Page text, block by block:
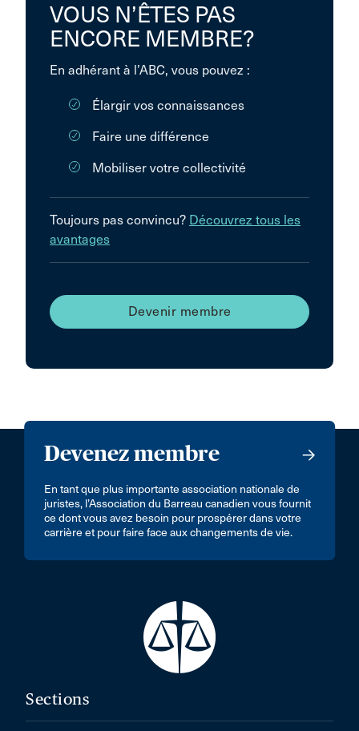
VOUS N’ÊTES PAS
ENCORE MEMBRE?
En adhérant à l’ABC, vous pouvez :
Élargir vos connaissances
Faire une différence
Mobiliser votre collectivité
Toujours pas convincu? Découvrez tous les
avantages
Devenir membre
Devenez membre
En tant que plus importante association nationale de
juristes, l’Association du Barreau canadien vous fournit
ce dont vous avez besoin pour prospérer dans votre
carrière et pour faire face aux changements de vie.
Sections